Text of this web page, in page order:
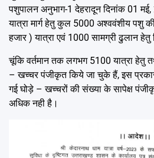
पशुपालन अनुभाग-1 देहरादून दिनांक 01 मई,
यात्रा मार्ग हेतु कुल 5000 अश्ववंशीय पशु
हजार ) यात्रा एवं 1000 सामग्री ढुलान हेतु
चूंकि वर्तमान तक लगभग 5100 यात्रा हेतु
– खच्चर पंजीकृत किये जा चुके हैं, इस प्रकार
गई घोड़े – खच्चरों की संख्या के सापेक्ष
अधिक नही है।